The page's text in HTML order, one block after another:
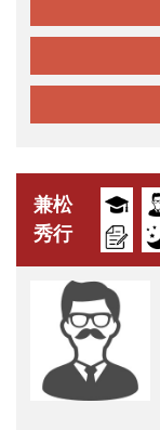
兼松
秀行